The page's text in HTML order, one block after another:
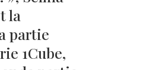
la
partie
1Cube,